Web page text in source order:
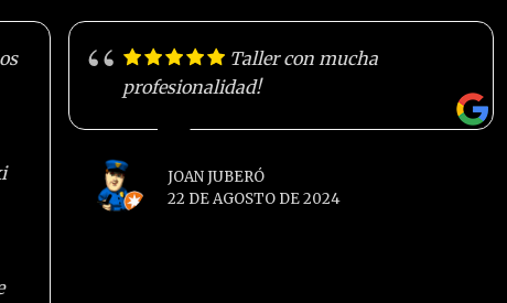
Taller con mucha
profesionalidad!
JOAN JUBERÓ
22 DE AGOSTO DE 2024